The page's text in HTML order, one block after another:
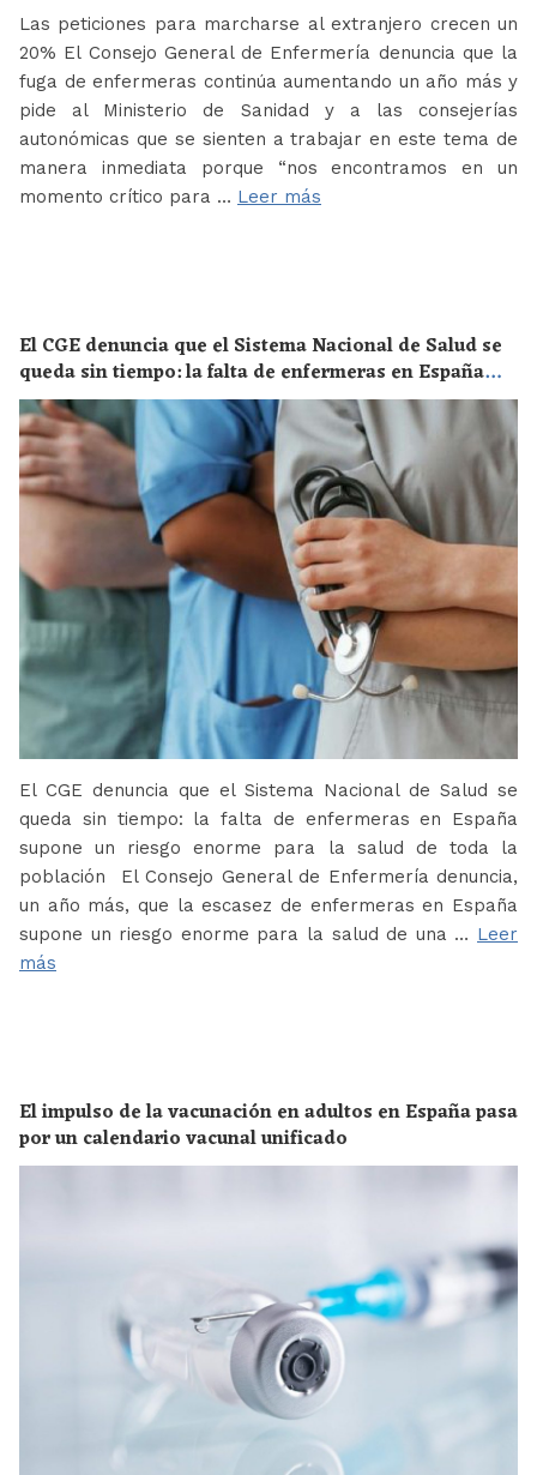
Las peticiones para marcharse al extranjero crecen un
20% El Consejo General de Enfermería denuncia que la
fuga de enfermeras continúa aumentando un año más y
pide al Ministerio de Sanidad y a las consejerías
autonómicas que se sienten a trabajar en este tema de
manera inmediata porque “nos encontramos en un
momento crítico para … Leer más
El CGE denuncia que el Sistema Nacional de Salud se
queda sin tiempo: la falta de enfermeras en España
supone un riesgo enorme para la salud de toda la
población
El CGE denuncia que el Sistema Nacional de Salud se
queda sin tiempo: la falta de enfermeras en España
supone un riesgo enorme para la salud de toda la
población El Consejo General de Enfermería denuncia,
un año más, que la escasez de enfermeras en España
supone un riesgo enorme para la salud de una … Leer
más
El impulso de la vacunación en adultos en España pasa
por un calendario vacunal unificado